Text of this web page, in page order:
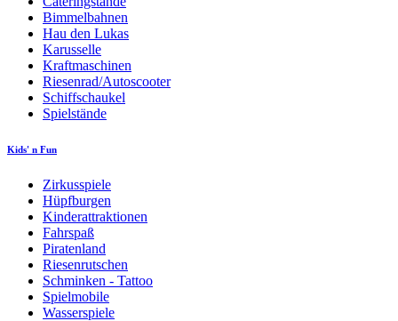
Bimmelbahnen
Hau den Lukas
Karusselle
Kraftmaschinen
Riesenrad/Autoscooter
Schiffschaukel
Spielstände
Kids' n Fun
Zirkusspiele
Hüpfburgen
Kinderattraktionen
Fahrspaß
Piratenland
Riesenrutschen
Schminken - Tattoo
Spielmobile
Wasserspiele